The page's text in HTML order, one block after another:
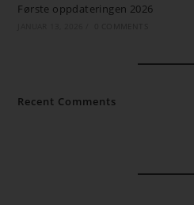
Første oppdateringen 2026
Recent Comments